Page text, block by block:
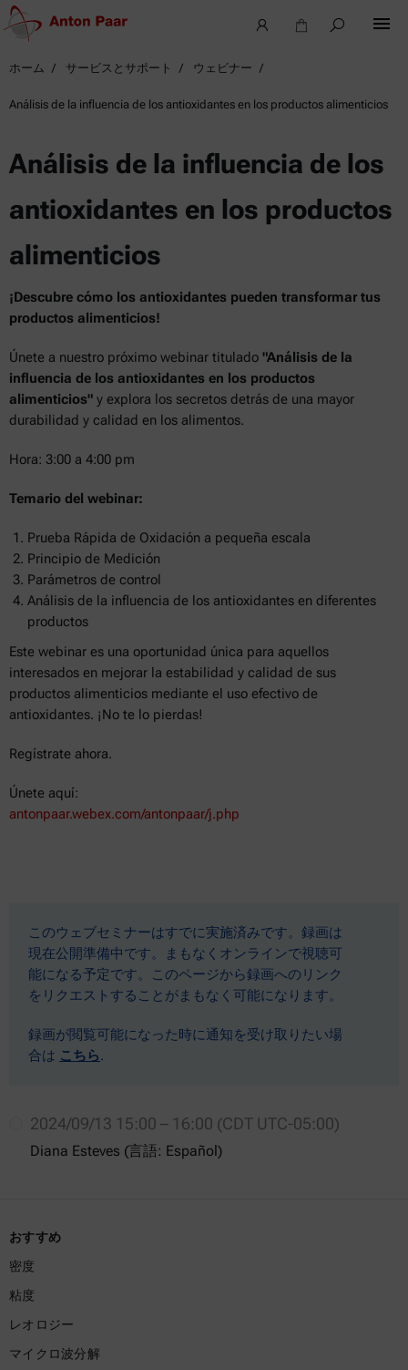
ホーム サービスとサポート ウェビナー
Análisis de la influencia de los antioxidantes en los productos alimenticios
Análisis de la influencia de los
antioxidantes en los productos
alimenticios
¡Descubre cómo los antioxidantes pueden transformar tus
productos alimenticios!
Únete a nuestro próximo webinar titulado "Análisis de la
influencia de los antioxidantes en los productos
alimenticios" y explora los secretos detrás de una mayor
durabilidad y calidad en los alimentos.
Hora: 3:00 a 4:00 pm
Temario del webinar:
Prueba Rápida de Oxidación a pequeña escala
Principio de Medición
Parámetros de control
Análisis de la influencia de los antioxidantes en diferentes
productos
Este webinar es una oportunidad única para aquellos
interesados en mejorar la estabilidad y calidad de sus
productos alimenticios mediante el uso efectivo de
antioxidantes. ¡No te lo pierdas!
Regístrate ahora.
Únete aquí:
antonpaar.webex.com/antonpaar/j.php
このウェブセミナーはすでに実施済みです。録画は
現在公開準備中です。まもなくオンラインで視聴可
能になる予定です。このページから録画へのリンク
をリクエストすることがまもなく可能になります。
録画が閲覧可能になった時に通知を受け取りたい場
合は こちら.
2024/09/13 15:00 – 16:00 (CDT UTC-05:00)
Diana Esteves (言語: Español)
おすすめ
密度
粘度
レオロジー
マイクロ波分解